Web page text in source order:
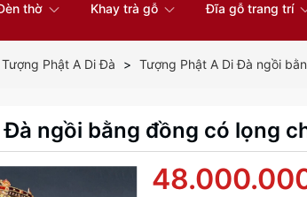
thờ Khay trà gỗ Đĩa gỗ trang trí
Tượng Phật A Di Đà Tượng Phật A Di Đà ngồi
Đà ngồi bằng đồng có lọng